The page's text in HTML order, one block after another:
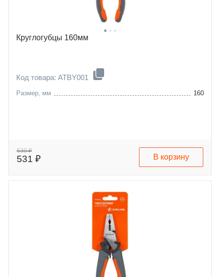
Круглогубцы 160мм
Код товара: ATBY001
Размер, мм 160
630 ₽
531 ₽ В корзину